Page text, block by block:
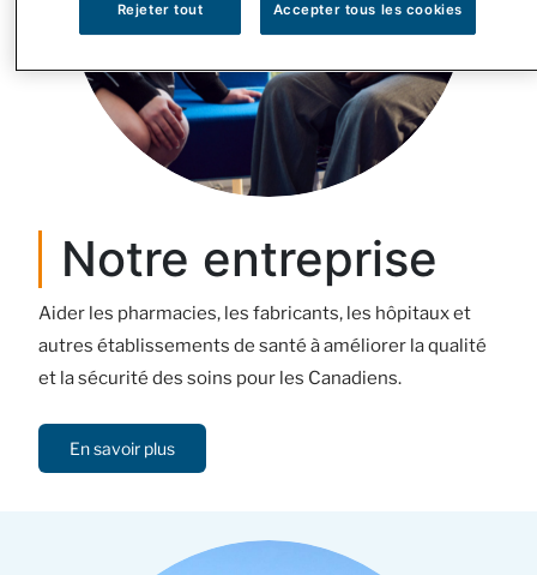
Notre entreprise
Aider les pharmacies, les fabricants, les hôpitaux et
autres établissements de santé à améliorer la qualité
et la sécurité des soins pour les Canadiens.
En savoir plus
Rejeter tout Accepter tous les cookies